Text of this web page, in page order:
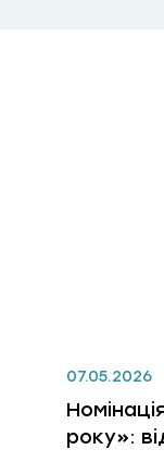
07.05.2026
року»: